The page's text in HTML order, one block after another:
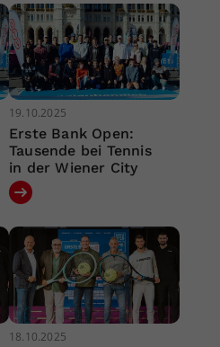
19.10.2025
Erste Bank Open:
Tausende bei Tennis
in der Wiener City
18.10.2025